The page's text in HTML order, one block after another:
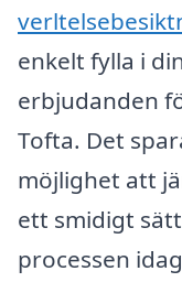
enkelt fylla i
erbjudanden
Tofta. Det
möjlighet att
ett smidigt
processen